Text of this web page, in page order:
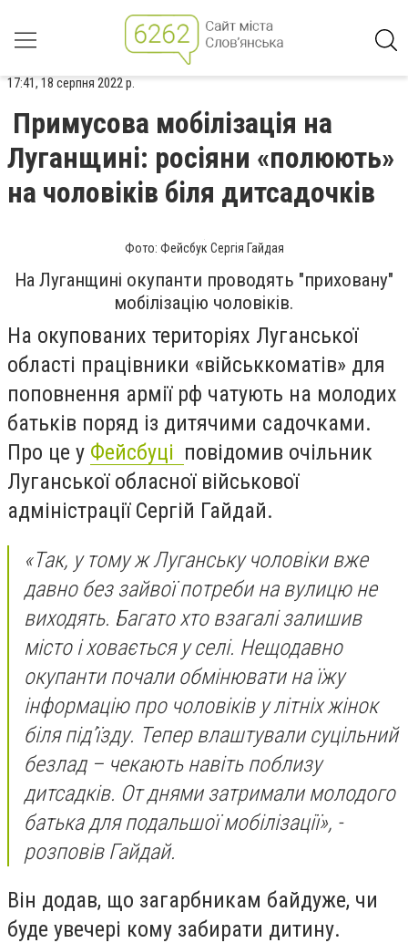
17:41, 18 серпня 2022 р.
Примусова мобілізація на
Луганщині: росіяни «полюють»
на чоловіків біля дитсадочків
Фото: Фейсбук Сергія Гайдая
На Луганщині окупанти проводять "приховану"
мобілізацію чоловіків.
На окупованих територіях Луганської
області працівники «військкоматів» для
поповнення армії рф чатують на молодих
батьків поряд із дитячими садочками.
Про це у Фейсбуці повідомив очільник
Луганської обласної військової
адміністрації Сергій Гайдай.
«Так, у тому ж Луганську чоловіки вже
давно без зайвої потреби на вулицю не
виходять. Багато хто взагалі залишив
місто і ховається у селі. Нещодавно
окупанти почали обмінювати на їжу
інформацію про чоловіків у літніх жінок
біля під’їзду. Тепер влаштували суцільний
безлад – чекають навіть поблизу
дитсадків. От днями затримали молодого
батька для подальшої мобілізації», -
розповів Гайдай.
Він додав, що загарбникам байдуже, чи
буде увечері кому забирати дитину.